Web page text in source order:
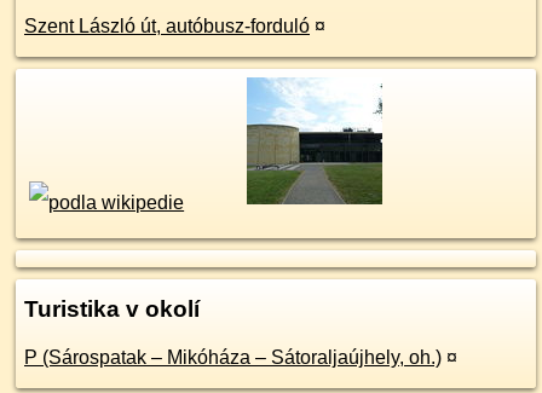
Szent László út, autóbusz-forduló ¤
Turistika v okolí
P (Sárospatak – Mikóháza – Sátoraljaújhely, oh.) ¤